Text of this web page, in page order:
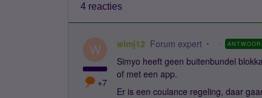
4 reacties
W
+7
wimj12 Forum expert
Simyo heeft geen buitenbundel
of met een app.
Er is een coulance regeling, daar